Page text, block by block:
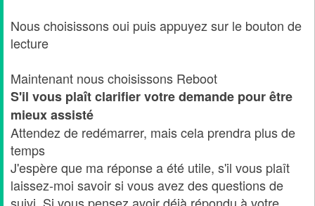
Nous choisissons oui puis appuyez sur le bouton de
lecture
Maintenant nous choisissons Reboot
S'il vous plaît clarifier votre demande pour être
mieux assisté
Attendez de redémarrer, mais cela prendra plus de
temps
J'espère que ma réponse a été utile, s'il vous plaît
laissez-moi savoir si vous avez des questions de